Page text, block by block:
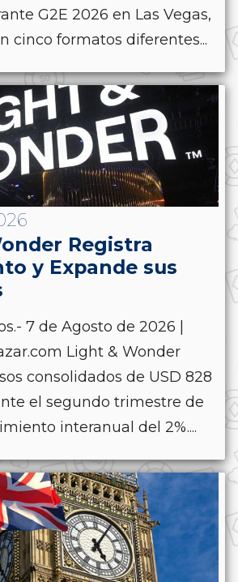
G2E 2026 en Las Vegas,
cinco formatos diferentes...
Registra
y Expande sus
7 de Agosto de 2026 |
Light & Wonder
consolidados de USD 828
el segundo trimestre de
interanual del 2%....